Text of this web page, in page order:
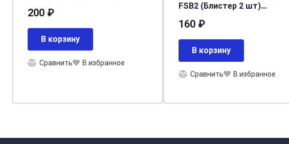
200 ₽
В корзину
Сравнить В избранное
FSB2 (Блистер 2 шт)
160 ₽
В корзину
Сравнить В избранное